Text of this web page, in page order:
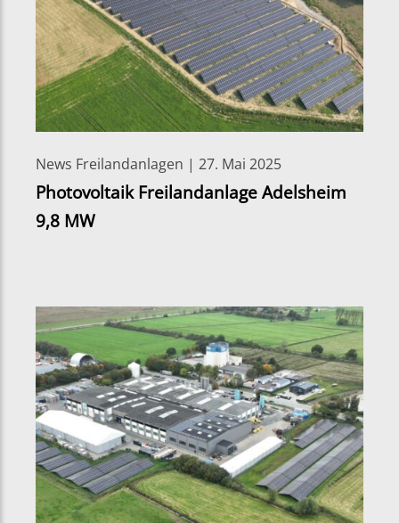
News Freilandanlagen | 27. Mai 2025
Photovoltaik Freilandanlage Adelsheim
9,8 MW